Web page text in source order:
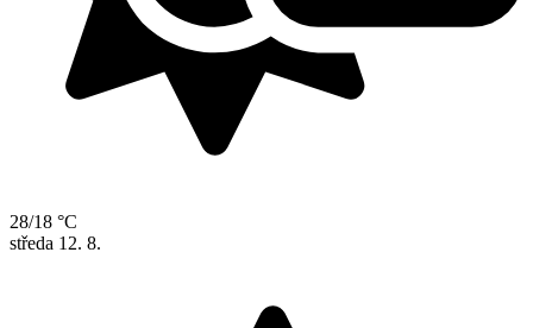
28/18 °C
středa 12. 8.